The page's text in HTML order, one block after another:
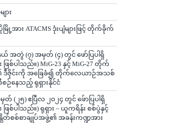
ား
ား ATACMS ဒုံးပျံများဖြင့် တိုက်ခိုက်
ယ် အတွဲ (၇) အမှတ် (၄) တွင် ဖော်ပြပါရှိ
ဖြစ်ပါသည်။) MiG-23 နှင့် MiG-27 တိုက်
ဒီဇိုင်းကို အခြေခံ၍ တိုက်လေယာဉ်အသစ်
စဉ်နေသည့် ရုရှားနိုင်ငံ
တ် (၂၅) ဧပြီလ ၂၀၂၄ တွင် ဖ်ောပြပါရှိ
ဖြစ်ပါသည်။) ရုရှား – ယူကရိန်း စစ်ပွဲနှင့်
တ်စစ်စာချုပ်အဖွဲ့၏ အခန်းကဏ္ဍအား